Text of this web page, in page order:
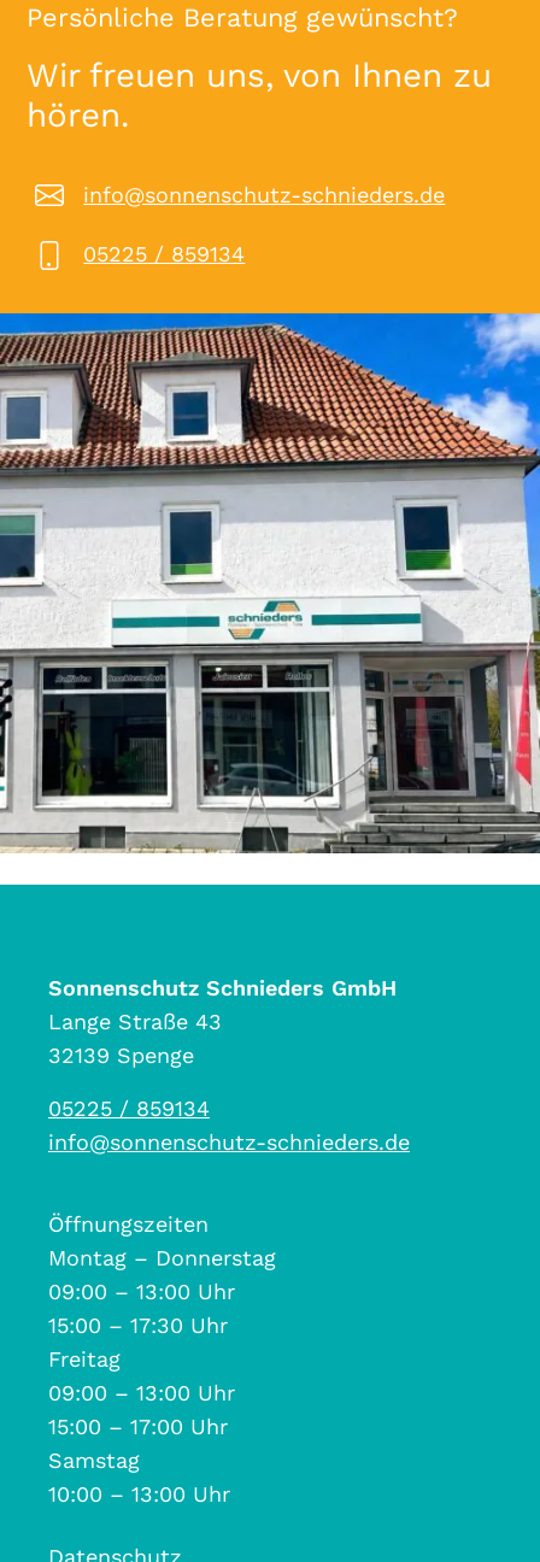
Persönliche Beratung gewünscht?
Wir freuen uns, von Ihnen zu
hören.
info@sonnenschutz-schnieders.de
05225 / 859134
Sonnenschutz Schnieders GmbH
Lange Straße 43
32139 Spenge
05225 / 859134
info@sonnenschutz-schnieders.de
Öffnungszeiten
Montag – Donnerstag
09:00 – 13:00 Uhr
15:00 – 17:30 Uhr
Freitag
09:00 – 13:00 Uhr
15:00 – 17:00 Uhr
Samstag
10:00 – 13:00 Uhr
Datenschutz